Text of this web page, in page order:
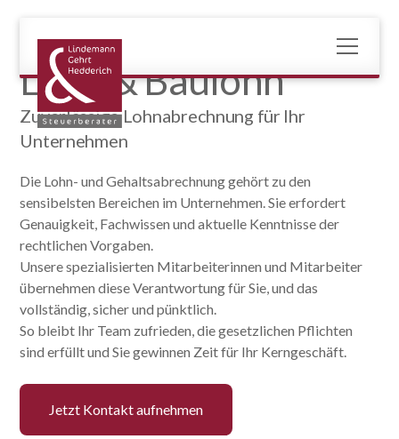
Lohn & Baulohn
Zuverlässige Lohnabrechnung für Ihr
Unternehmen
Die Lohn- und Gehaltsabrechnung gehört zu den
sensibelsten Bereichen im Unternehmen. Sie erfordert
Genauigkeit, Fachwissen und aktuelle Kenntnisse der
rechtlichen Vorgaben.
Unsere spezialisierten Mitarbeiterinnen und Mitarbeiter
übernehmen diese Verantwortung für Sie, und das
vollständig, sicher und pünktlich.
So bleibt Ihr Team zufrieden, die gesetzlichen Pflichten
sind erfüllt und Sie gewinnen Zeit für Ihr Kerngeschäft.
Jetzt Kontakt aufnehmen